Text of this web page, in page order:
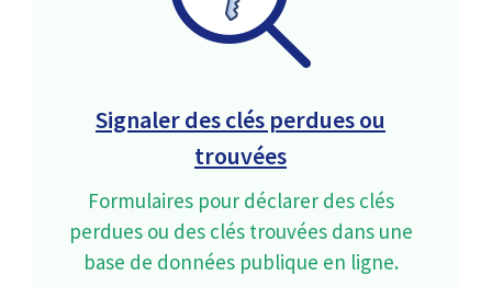
Signaler des clés perdues ou
trouvées
Formulaires pour déclarer des clés
perdues ou des clés trouvées dans une
base de données publique en ligne.